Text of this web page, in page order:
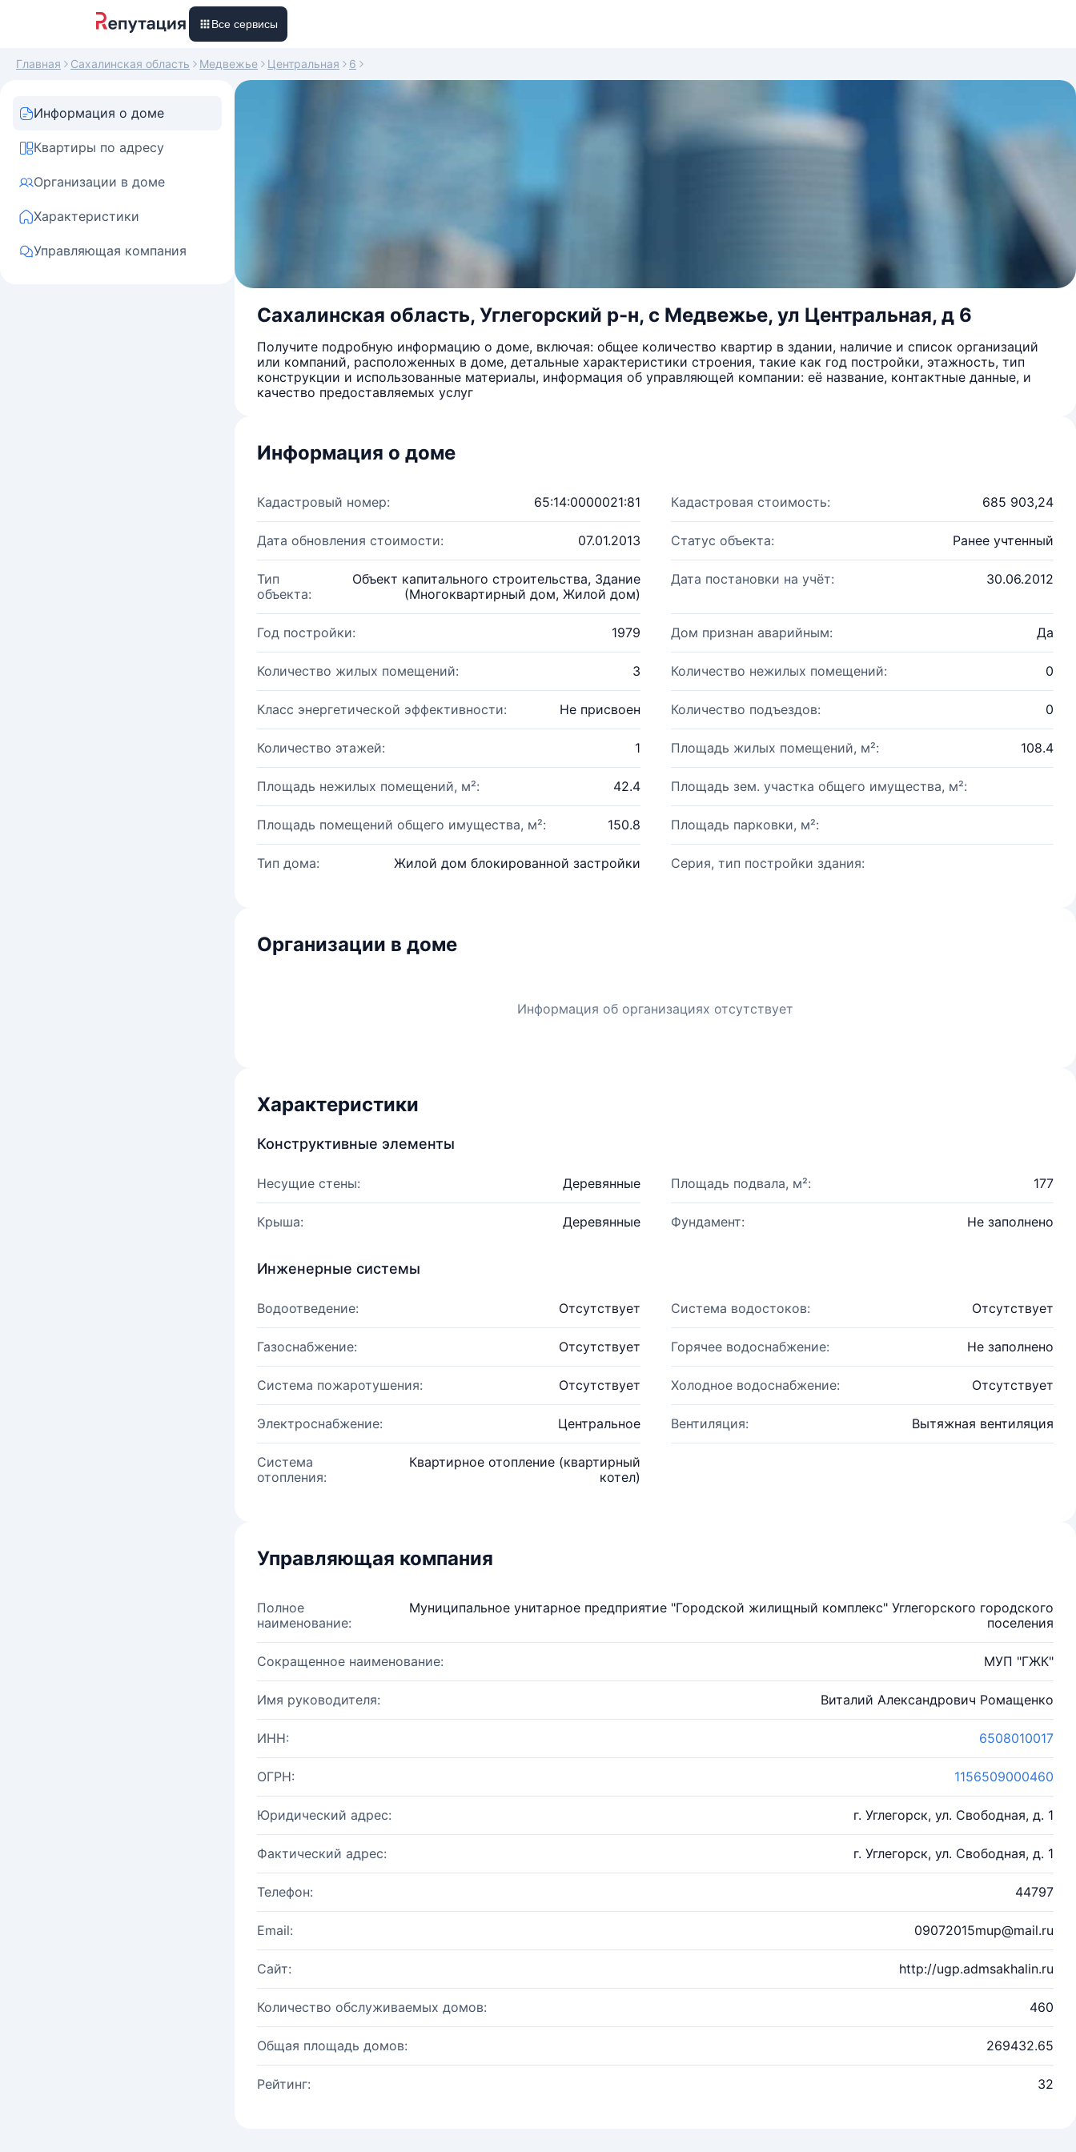
Все сервисы
Главная Сахалинская область Медвежье Центральная 6
Информация о доме
Квартиры по адресу
Организации в доме
Характеристики
Управляющая компания
Сахалинская область, Углегорский р-н, с Медвежье, ул Центральная, д 6
Получите подробную информацию о доме, включая: общее количество квартир в здании, наличие и список организаций
или компаний, расположенных в доме, детальные характеристики строения, такие как год постройки, этажность, тип
конструкции и использованные материалы, информация об управляющей компании: её название, контактные данные, и
качество предоставляемых услуг
Информация о доме
Кадастровый номер: 65:14:0000021:81 Кадастровая стоимость: 685 903,24
Дата обновления стоимости: 07.01.2013 Статус объекта: Ранее учтенный
Тип
объекта:
Объект капитального строительства, Здание
(Многоквартирный дом, Жилой дом)
Дата постановки на учёт: 30.06.2012
Год постройки: 1979 Дом признан аварийным: Да
Количество жилых помещений: 3 Количество нежилых помещений: 0
Класс энергетической эффективности: Не присвоен Количество подъездов: 0
Количество этажей: 1 Площадь жилых помещений, м²: 108.4
Площадь нежилых помещений, м²: 42.4 Площадь зем. участка общего имущества, м²:
Площадь помещений общего имущества, м²: 150.8 Площадь парковки, м²:
Тип дома: Жилой дом блокированной застройки Серия, тип постройки здания:
Организации в доме
Информация об организациях отсутствует
Характеристики
Конструктивные элементы
Несущие стены: Деревянные Площадь подвала, м²: 177
Крыша: Деревянные Фундамент: Не заполнено
Инженерные системы
Водоотведение: Отсутствует Система водостоков: Отсутствует
Газоснабжение: Отсутствует Горячее водоснабжение: Не заполнено
Система пожаротушения: Отсутствует Холодное водоснабжение: Отсутствует
Электроснабжение: Центральное Вентиляция: Вытяжная вентиляция
Система
отопления:
Квартирное отопление (квартирный
котел)
Управляющая компания
Полное
наименование:
Муниципальное унитарное предприятие "Городской жилищный комплекс" Углегорского городского
поселения
Сокращенное наименование: МУП "ГЖК"
Имя руководителя: Виталий Александрович Ромащенко
ИНН: 6508010017
ОГРН: 1156509000460
Юридический адрес: г. Углегорск, ул. Свободная, д. 1
Фактический адрес: г. Углегорск, ул. Свободная, д. 1
Телефон: 44797
Email: 09072015mup@mail.ru
Сайт: http://ugp.admsakhalin.ru
Количество обслуживаемых домов: 460
Общая площадь домов: 269432.65
Рейтинг: 32